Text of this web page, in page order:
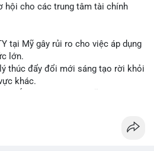
hội cho các trung tâm tài chính
tại Mỹ gây rủi ro cho việc áp dụng
lớn.
thúc đẩy đổi mới sáng tạo rời khỏi
khác.
túng về luật pháp.
#blockchain